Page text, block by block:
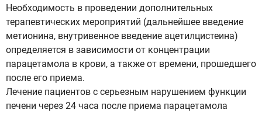
Необходимость в проведении дополнительных
терапевтических мероприятий (дальнейшее введение
метионина, внутривенное введение ацетилцистеина)
определяется в зависимости от концентрации
парацетамола в крови, а также от времени, прошедшего
после его приема.
Лечение пациентов с серьезным нарушением функции
печени через 24 часа после приема парацетамола